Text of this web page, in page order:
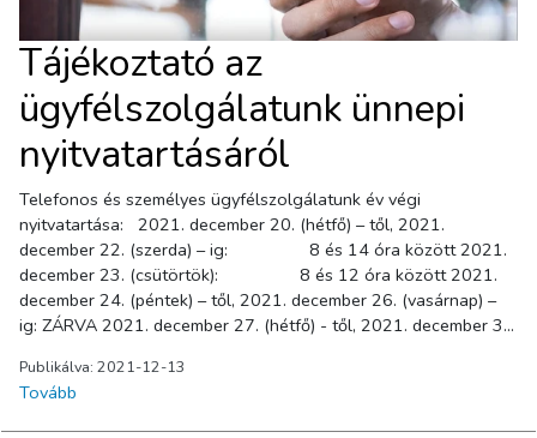
Tájékoztató az
ügyfélszolgálatunk ünnepi
nyitvatartásáról
Telefonos és személyes ügyfélszolgálatunk év végi
nyitvatartása: 2021. december 20. (hétfő) – től, 2021.
december 22. (szerda) – ig: 8 és 14 óra között 2021.
december 23. (csütörtök): 8 és 12 óra között 2021.
december 24. (péntek) – től, 2021. december 26. (vasárnap) –
ig: ZÁRVA 2021. december 27. (hétfő) - től, 2021. december 31.
Publikálva: 2021-12-13
Tovább